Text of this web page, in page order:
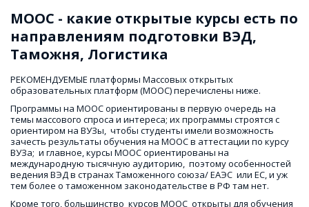
МООС - какие открытые курсы есть по
направлениям подготовки ВЭД,
Таможня, Логистика
РЕКОМЕНДУЕМЫЕ платформы Массовых открытых
образовательных платформ (MOOC) перечислены ниже.
Программы на МООС ориентированы в первую очередь на
темы массового спроса и интереса; их программы строятся с
ориентиром на ВУЗы,  чтобы студенты имели возможность
зачесть результаты обучения на МООС в аттестации по курсу
ВУЗа;  и главное, курсы МООС ориентированы на
международную тысячную аудиторию,  поэтому особенностей
ведения ВЭД в странах Таможенного союза/ ЕАЭС  или ЕС, и уж
тем более о таможенном законодательстве в РФ там нет.
Кроме того, большинство  курсов МООС  открыты для обучения